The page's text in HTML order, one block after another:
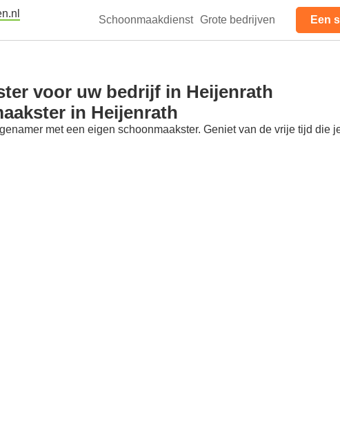
Schoonmaakdienst Grote bedrijven Een
voor uw bedrijf in Heijenrath
in Heijenrath
met een eigen schoonmaakster. Geniet van de vrije tijd die